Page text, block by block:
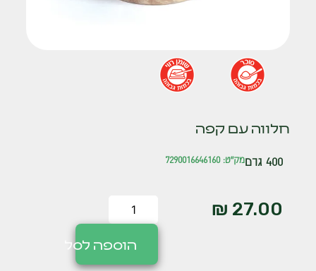
חלווה עם קפה
400 גרם מק"ט: 7290016646160
27.00
₪
הוספה לסל